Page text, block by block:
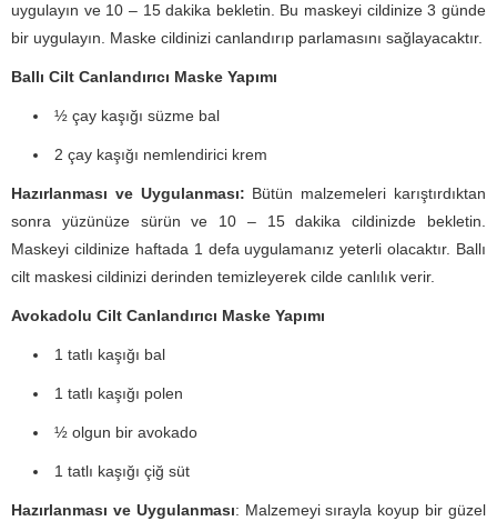
uygulayın ve 10 – 15 dakika bekletin. Bu maskeyi cildinize 3 günde
bir uygulayın. Maske cildinizi canlandırıp parlamasını sağlayacaktır.
Ballı Cilt Canlandırıcı Maske Yapımı
½ çay kaşığı süzme bal
2 çay kaşığı nemlendirici krem
Hazırlanması ve Uygulanması: Bütün malzemeleri karıştırdıktan
sonra yüzünüze sürün ve 10 – 15 dakika cildinizde bekletin.
Maskeyi cildinize haftada 1 defa uygulamanız yeterli olacaktır. Ballı
cilt maskesi cildinizi derinden temizleyerek cilde canlılık verir.
Avokadolu Cilt Canlandırıcı Maske Yapımı
1 tatlı kaşığı bal
1 tatlı kaşığı polen
½ olgun bir avokado
1 tatlı kaşığı çiğ süt
Hazırlanması ve Uygulanması: Malzemeyi sırayla koyup bir güzel